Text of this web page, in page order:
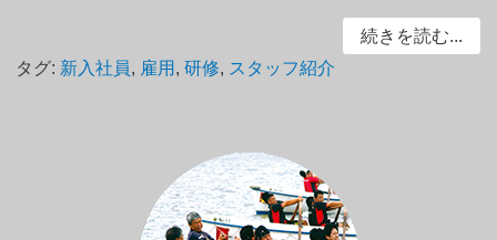
続きを読む...
タグ: 新入社員, 雇用 ,研修, スタッフ紹介